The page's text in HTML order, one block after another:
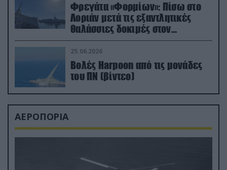
Φρεγάτα «Φορμίων»: Πίσω στο
Λοριάν μετά τις εξαντλητικές
θαλάσσιες δοκιμές στον
απαιτητικό Βισκαϊκό
25.06.2026
Βολές Harpoon από τις μονάδες
του ΠΝ (βίντεο)
ΑΕΡΟΠΟΡΙΑ